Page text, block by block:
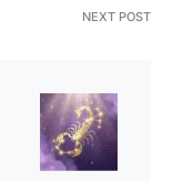
NEXT POST